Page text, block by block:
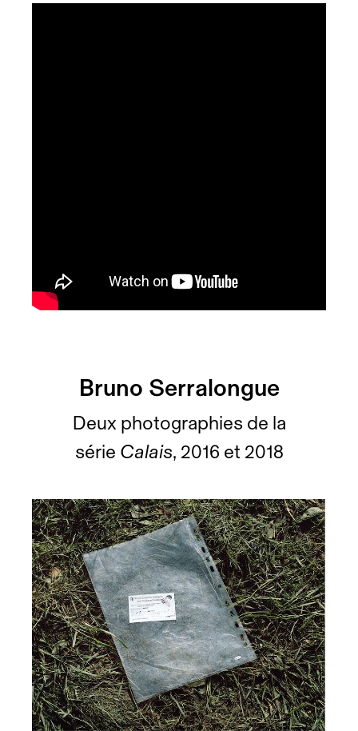
Bruno Serralongue
Deux photographies de la
série Calais, 2016 et 2018